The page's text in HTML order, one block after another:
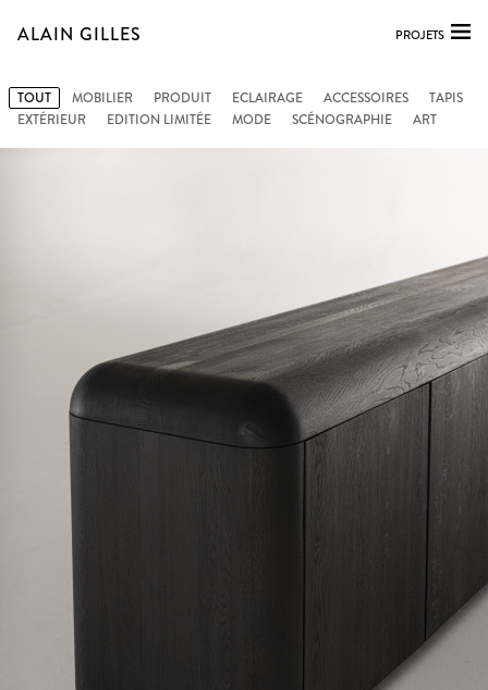
ALAIN GILLES PROJETS
TOUT MOBILIER PRODUIT ECLAIRAGE ACCESSOIRES
TAPIS
EXTÉRIEUR
EDITION LIMITÉE MODE SCÉNOGRAPHIE ART